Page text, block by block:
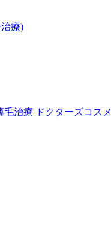
療)
毛治療 ドクターズコスメ